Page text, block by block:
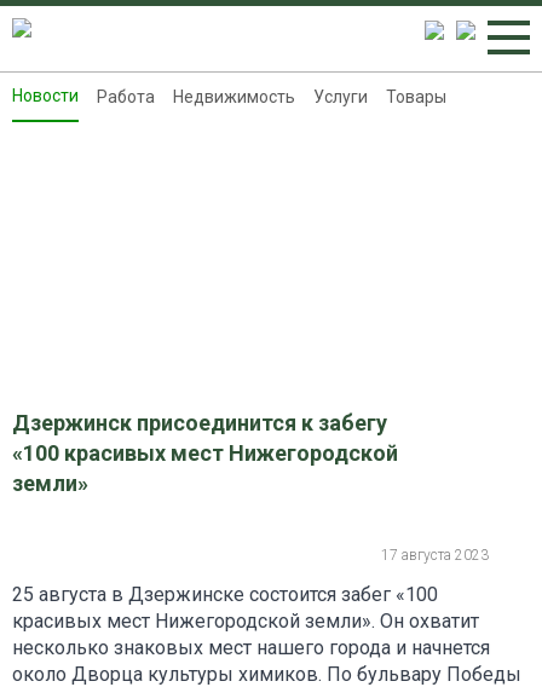
Новости
Новости Работа Недвижимость Услуги Товары
Дзержинск присоединится к забегу
«100 красивых мест Нижегородской
земли»
17 августа 2023
25 августа в Дзержинске состоится забег «100
красивых мест Нижегородской земли». Он охватит
несколько знаковых мест нашего города и начнется
около Дворца культуры химиков. По бульвару Победы